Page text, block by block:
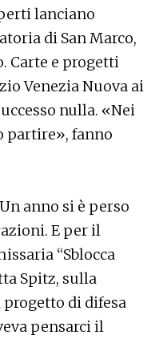
lanciano
di San Marco,
Carte e progetti
Venezia Nuova ai
nulla. «Nei
partire», fanno
anno si è perso
E per il
“Sblocca
Spitz, sulla
di difesa
pensarci il